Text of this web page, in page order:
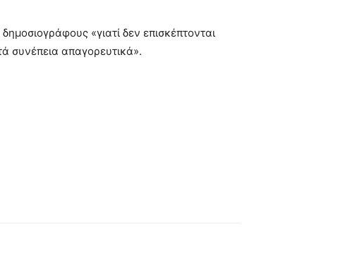
«γιατί δεν επισκέπτονται
συνέπεια απαγορευτικά».